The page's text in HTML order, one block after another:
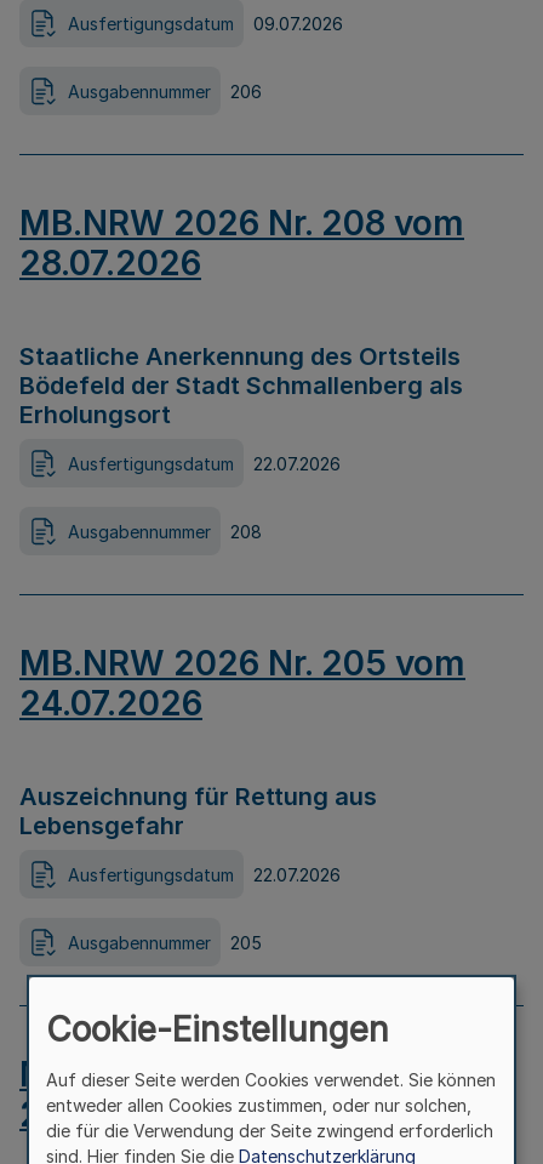
Ausfertigungsdatum 09.07.2026
Ausgabennummer 206
MB.NRW 2026 Nr. 208 vom
28.07.2026
Staatliche Anerkennung des Ortsteils
Bödefeld der Stadt Schmallenberg als
Erholungsort
Ausfertigungsdatum 22.07.2026
Ausgabennummer 208
MB.NRW 2026 Nr. 205 vom
24.07.2026
Auszeichnung für Rettung aus
Lebensgefahr
Ausfertigungsdatum 22.07.2026
Ausgabennummer 205
MB.NRW 2026 Nr. 204 vom
24.07.2026
Cookie-Einstellungen
Auf dieser Seite werden Cookies verwendet. Sie können
entweder allen Cookies zustimmen, oder nur solchen,
die für die Verwendung der Seite zwingend erforderlich
sind. Hier finden Sie die Datenschutzerklärung